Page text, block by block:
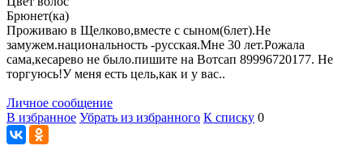
Брюнет(ка)
Проживаю в Щелково,вместе с сыном(6лет).Не
замужем.национальность -русская.Мне 30 лет.Рожала
сама,кесарево не было.пишите на Вотсап 89996720177. Не
торгуюсь!У меня есть цель,как и у вас..
Личное сообщение
В избранное Убрать из избранного К списку 0